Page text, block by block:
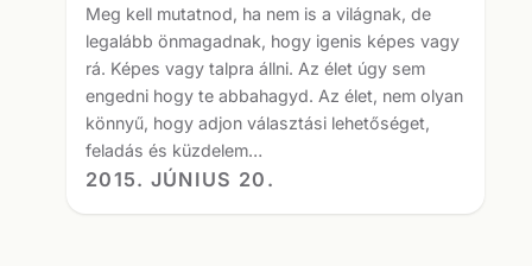
Meg kell mutatnod, ha nem is a világnak, de
legalább önmagadnak, hogy igenis képes vagy
rá. Képes vagy talpra állni. Az élet úgy sem
engedni hogy te abbahagyd. Az élet, nem olyan
könnyű, hogy adjon választási lehetőséget,
feladás és küzdelem…
2015. JÚNIUS 20.